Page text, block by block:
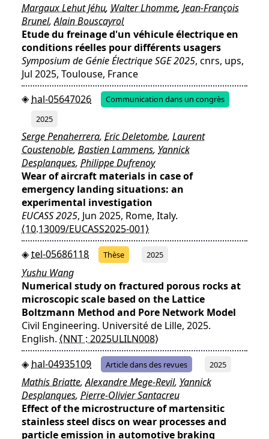
Margaux Lehut Jéhu, Walter Lhomme, Jean-François
Brunel,Alain Bouscayrol
Etude du freinage d'un véhicule électrique en
conditions réelles pour différents usagers
Symposium de Génie Électrique SGE 2025, cnrs, ups,
Jul 2025, Toulouse, France
hal-05647026
Communication dans un congrès
2025
Serge Penaherrera, Eric Deletombe, Laurent
Coustenoble, Bastien Lammens, Yannick
Desplanques, Philippe Dufrenoy
Wear of aircraft materials in case of
emergency landing situations: an
experimental investigation
EUCASS 2025, Jun 2025, Rome, Italy.
⟨10.13009/EUCASS2025-001⟩
tel-05686118
Thèse 2025
Yushu Wang
Numerical study on fractured porous rocks at
microscopic scale based on the Lattice
Boltzmann Method and Pore Network Model
Civil Engineering. Université de Lille, 2025.
English. ⟨NNT : 2025ULILN008⟩
hal-04935109
Article dans des revues 2025
Mathis Briatte,Alexandre Mege-Revil, Yannick
Desplanques, Pierre-Olivier Santacreu
Effect of the microstructure of martensitic
stainless steel discs on wear processes and
particle emission in automotive braking